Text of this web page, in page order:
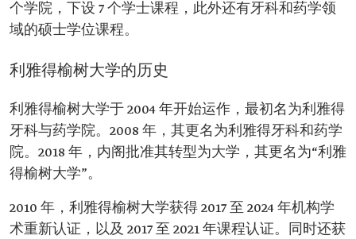
个学院，下设 7 个学士课程，此外还有牙科和药学领
域的硕士学位课程。
利雅得榆树大学的历史
利雅得榆树大学于 2004 年开始运作，最初名为利雅得
牙科与药学院。2008 年，其更名为利雅得牙科和药学
院。2018 年，内阁批准其转型为大学，其更名为“利雅
得榆树大学”。
2010 年，利雅得榆树大学获得 2017 至 2024 年机构学
术重新认证，以及 2017 至 2021 年课程认证。同时还获